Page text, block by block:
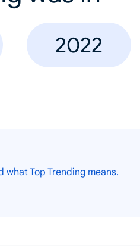
2022
Top Trending means.